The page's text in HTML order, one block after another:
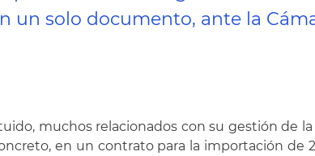
un solo documento, ante la
muchos relacionados con su gestión de
en un contrato para la importación de